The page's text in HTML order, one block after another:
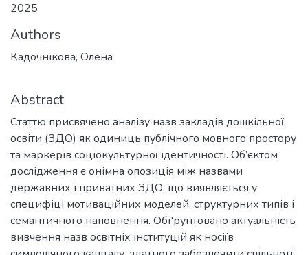
2025
Authors
Кадочнікова, Олена
Abstract
Статтю присвячено аналізу назв закладів дошкільної
освіти (ЗДО) як одиниць публічного мовного простору
та маркерів соціокультурної ідентичності. Об’єктом
дослідження є онімна опозиція між назвами
державних і приватних ЗДО, що виявляється у
специфіці мотиваційних моделей, структурних типів і
семантичного наповнення. Обґрунтовано актуальність
вивчення назв освітніх інституцій як носіїв